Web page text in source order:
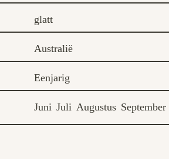
glatt
Australië
Eenjarig
Juni Juli Augustus September